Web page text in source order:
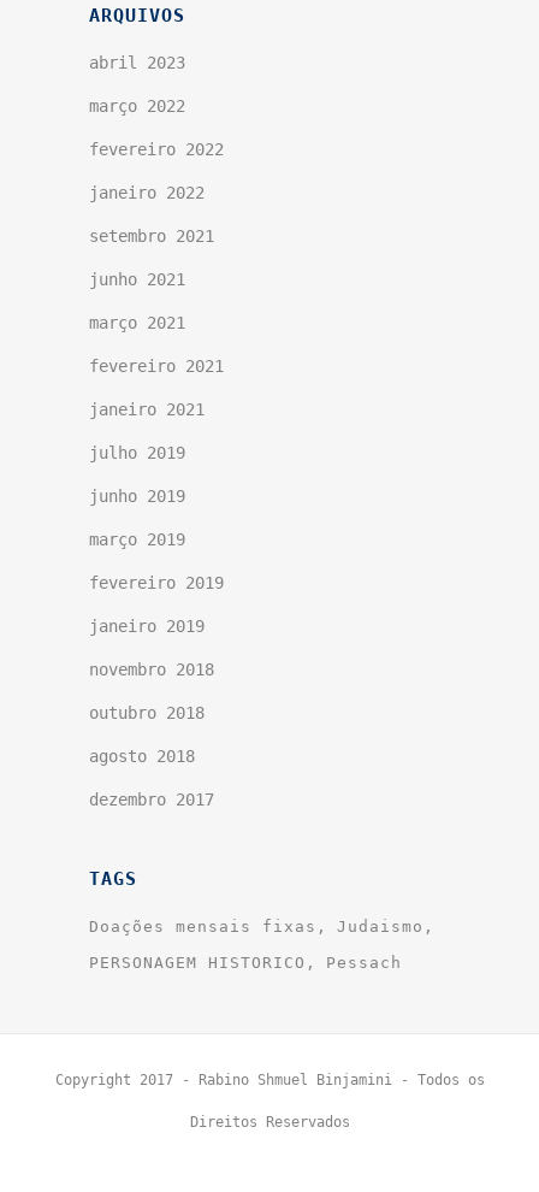
ARQUIVOS
abril 2023
março 2022
fevereiro 2022
janeiro 2022
setembro 2021
junho 2021
março 2021
fevereiro 2021
janeiro 2021
julho 2019
junho 2019
março 2019
fevereiro 2019
janeiro 2019
novembro 2018
outubro 2018
agosto 2018
dezembro 2017
TAGS
Doações mensais fixas
Judaismo
PERSONAGEM HISTORICO
Pessach
Copyright 2017 - Rabino Shmuel Binjamini - Todos os
Direitos Reservados